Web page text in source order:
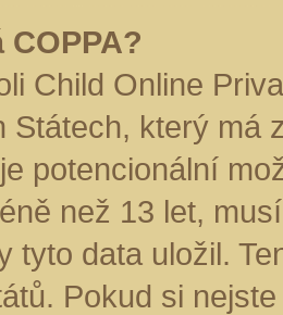
COPPA?
Child Online
Státech, který má
potencionální
než 13 let,
tyto data uložil.
Pokud si